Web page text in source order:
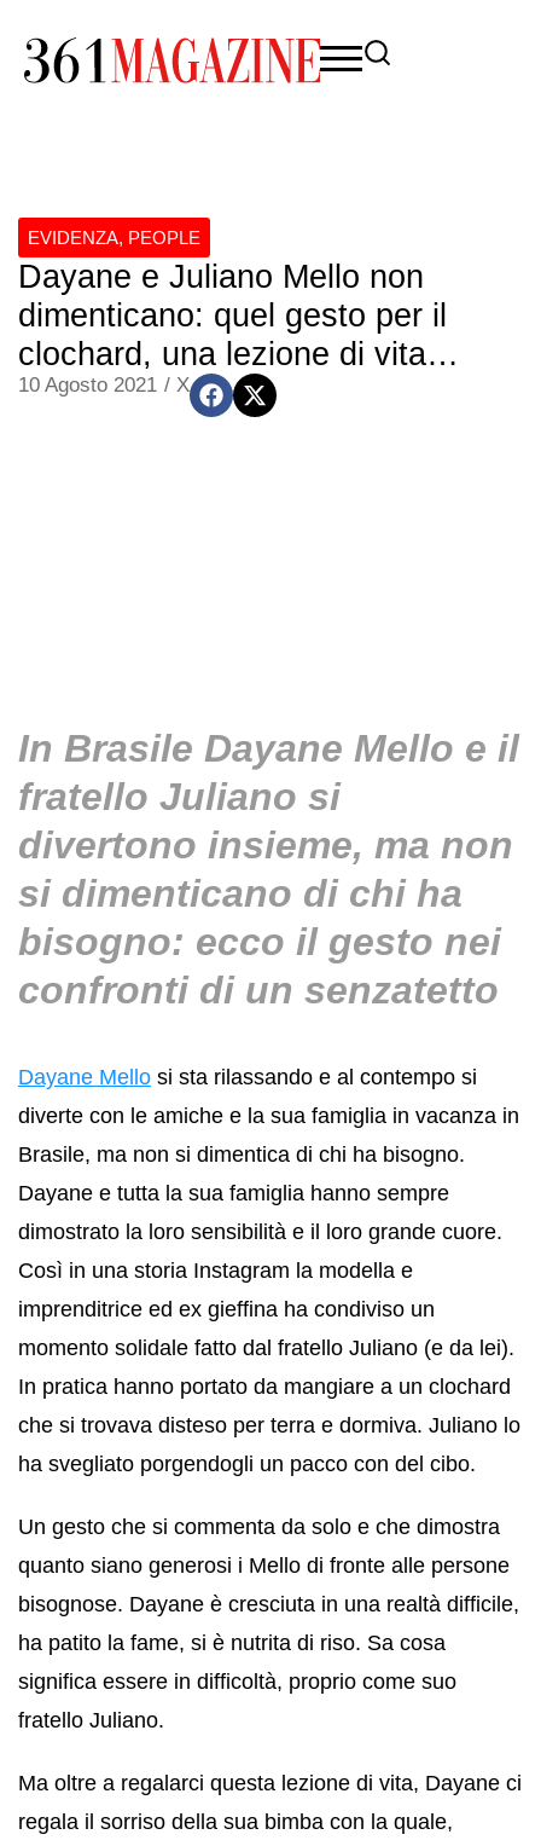
EVIDENZA, PEOPLE
Dayane e Juliano Mello non
dimenticano: quel gesto per il
clochard, una lezione di vita…
10 Agosto 2021 / X
In Brasile Dayane Mello e il
fratello Juliano si
divertono insieme, ma non
si dimenticano di chi ha
bisogno: ecco il gesto nei
confronti di un senzatetto
Dayane Mello si sta rilassando e al contempo si
diverte con le amiche e la sua famiglia in vacanza in
Brasile, ma non si dimentica di chi ha bisogno.
Dayane e tutta la sua famiglia hanno sempre
dimostrato la loro sensibilità e il loro grande cuore.
Così in una storia Instagram la modella e
imprenditrice ed ex gieffina ha condiviso un
momento solidale fatto dal fratello Juliano (e da lei).
In pratica hanno portato da mangiare a un clochard
che si trovava disteso per terra e dormiva. Juliano lo
ha svegliato porgendogli un pacco con del cibo.
Un gesto che si commenta da solo e che dimostra
quanto siano generosi i Mello di fronte alle persone
bisognose. Dayane è cresciuta in una realtà difficile,
ha patito la fame, si è nutrita di riso. Sa cosa
significa essere in difficoltà, proprio come suo
fratello Juliano.
Ma oltre a regalarci questa lezione di vita, Dayane ci
regala il sorriso della sua bimba con la quale,